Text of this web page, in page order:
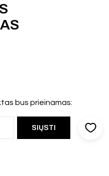
bus prieinamas: